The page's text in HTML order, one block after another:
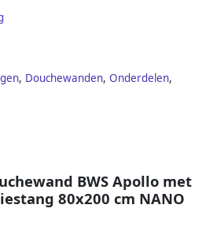
, Douchewanden, Onderdelen,
BWS Apollo met
80x200 cm NANO